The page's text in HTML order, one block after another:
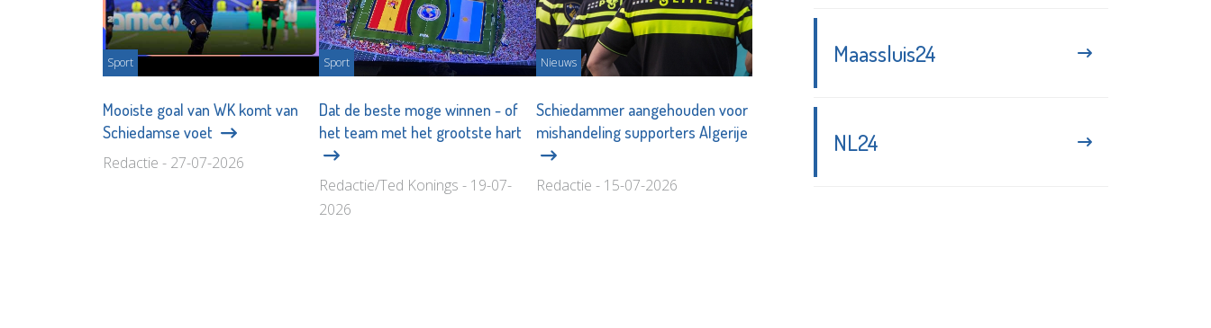
Sport
Mooiste goal van WK komt van
Schiedamse voet
Redactie - 27-07-2026
Sport
Dat de beste moge winnen - of
het team met het grootste hart
Redactie/Ted Konings - 19-07-
2026
Nieuws
Schiedammer aangehouden voor
mishandeling supporters Algerije
Redactie - 15-07-2026
Maassluis24
NL24